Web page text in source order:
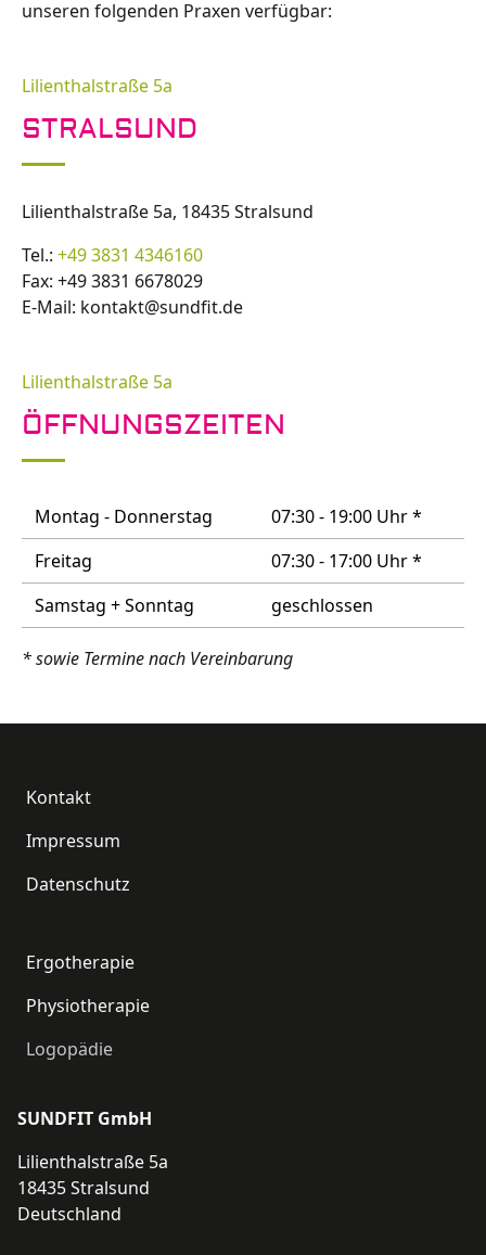
unseren folgenden Praxen verfügbar:
Lilienthalstraße 5a
STRALSUND
Lilienthalstraße 5a, 18435 Stralsund
Tel.: +49 3831 4346160
Fax: +49 3831 6678029
E-Mail: kontakt@sundfit.de
Lilienthalstraße 5a
ÖFFNUNGSZEITEN
Montag - Donnerstag
07:30 - 19:00 Uhr *
Freitag
07:30 - 17:00 Uhr *
Samstag + Sonntag
geschlossen
* sowie Termine nach Vereinbarung
Fußzeile
Kontakt
Impressum
Datenschutz
Informationen
Ergotherapie
Physiotherapie
Logopädie
SUNDFIT GmbH
Lilienthalstraße 5a
18435 Stralsund
Deutschland